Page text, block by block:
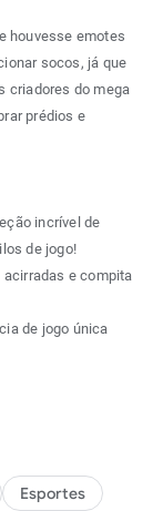
houvesse emotes
socos, já que
criadores do mega
prédios e
incrível de
de jogo!
e compita
de jogo única
Esportes